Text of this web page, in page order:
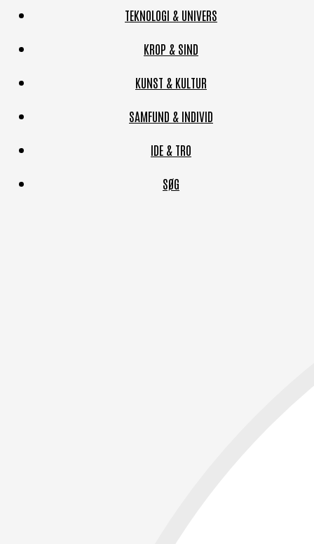
TEKNOLOGI & UNIVERS
KROP & SIND
KUNST & KULTUR
SAMFUND & INDIVID
IDE & TRO
SØG